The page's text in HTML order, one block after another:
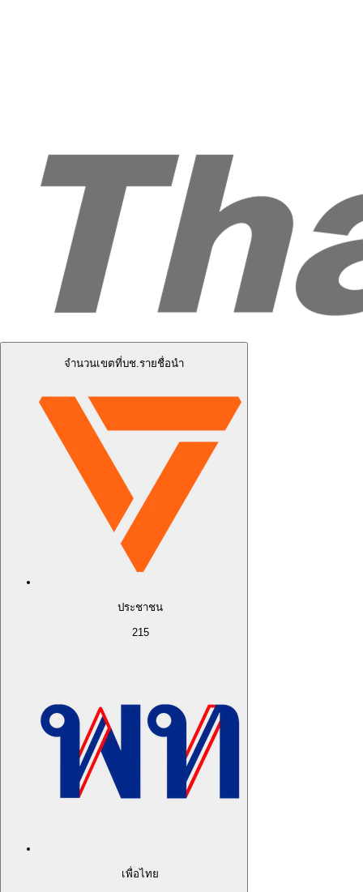
จำนวนเขตที่บช.รายชื่อนำ
ประชาชน
215
เพื่อไทย